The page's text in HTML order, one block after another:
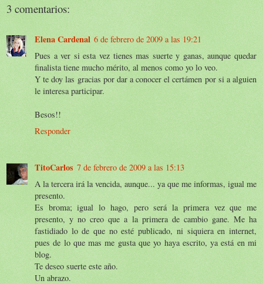
3 comentarios:
Elena Cardenal 6 de febrero de 2009 a las 19:21
Pues a ver si esta vez tienes mas suerte y ganas, aunque quedar
finalista tiene mucho mérito, al menos como yo lo veo.
Y te doy las gracias por dar a conocer el certámen por si a alguien
le interesa participar.
Besos!!
Responder
TitoCarlos 7 de febrero de 2009 a las 15:13
A la tercera irá la vencida, aunque... ya que me informas, igual me
presento.
Es broma; igual lo hago, pero será la primera vez que me
presento, y no creo que a la primera de cambio gane. Me ha
fastidiado lo de que no esté publicado, ni siquiera en internet,
pues de lo que mas me gusta que yo haya escrito, ya está en mi
blog.
Te deseo suerte este año.
Un abrazo.